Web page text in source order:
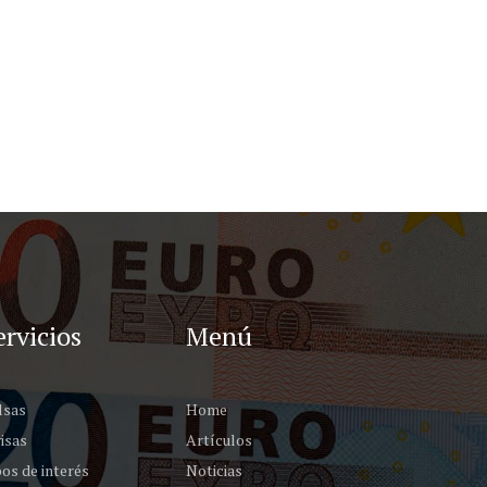
de interés
Menú
Home
Artículos
Noticias